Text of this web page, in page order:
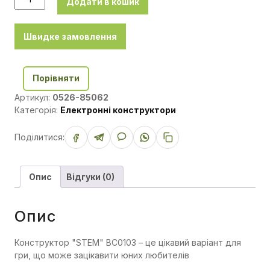
Швидке замовлення
Порівняти
Артикул: 0526-85062
Категорія: Електронні конструктори
Поділитися:
Опис Відгуки (0)
Опис
Конструктор "STEM" BC0103 – це цікавий варіант для
гри, що може зацікавити юних любителів